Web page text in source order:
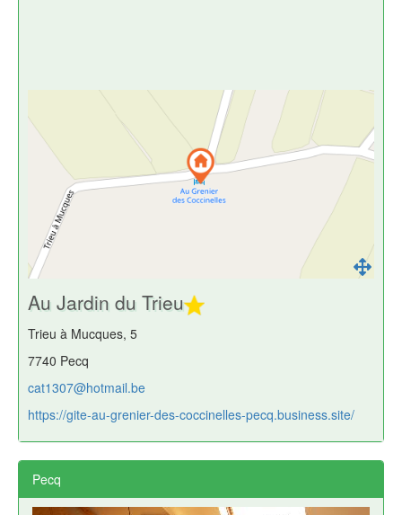
Au Jardin du Trieu
Trieu à Mucques, 5
7740 Pecq
cat1307@hotmail.be
https://gite-au-grenier-des-coccinelles-pecq.business.site/
Pecq